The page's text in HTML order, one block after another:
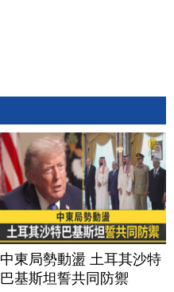
中東局勢動盪 土耳其沙特
巴基斯坦誓共同防禦